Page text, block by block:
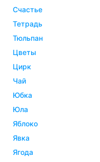
счастье
тетрадь
тюльпан
цветы
цирк
чай
юбка
юла
яблоко
явка
ягода